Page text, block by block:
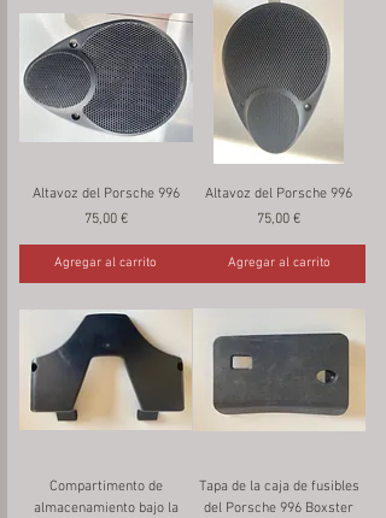
Altavoz del Porsche 996
Precio
75,00 €
Agregar al carrito
Altavoz del Porsche 996
Precio
75,00 €
Agregar al carrito
Compartimento de
almacenamiento bajo la
Tapa de la caja de fusibles
del Porsche 996 Boxster